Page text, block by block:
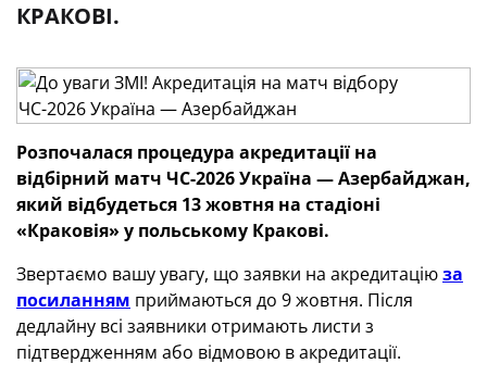
КРАКОВІ.
Розпочалася процедура акредитації на
відбірний матч ЧС-2026 Україна — Азербайджан,
який відбудеться 13 жовтня на стадіоні
«Краковія» у польському Кракові.
Звертаємо вашу увагу, що заявки на акредитаціюза
посиланням приймаються до 9 жовтня. Після
дедлайну всі заявники отримають листи з
підтвердженням або відмовою в акредитації.